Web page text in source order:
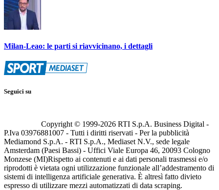
Milan-Leao: le parti si riavvicinano, i dettagli
Seguici su
Copyright © 1999-2026 RTI S.p.A. Business Digital -
P.Iva 03976881007 - Tutti i diritti riservati - Per la pubblicità
Mediamond S.p.A. - RTI S.p.A., Mediaset N.V., sede legale
Amsterdam (Paesi Bassi) - Uffici Viale Europa 46, 20093 Cologno
Monzese (MI)Rispetto ai contenuti e ai dati personali trasmessi e/o
riprodotti è vietata ogni utilizzazione funzionale all’addestramento di
sistemi di intelligenza artificiale generativa. È altresì fatto divieto
espresso di utilizzare mezzi automatizzati di data scraping.